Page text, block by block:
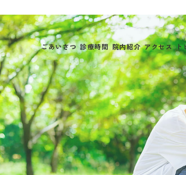
ごあいさつ 診療時間 院内紹介 アクセス ト